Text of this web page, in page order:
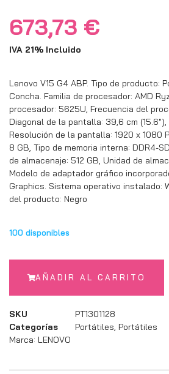
673,73 €
IVA 21% Incluido
Lenovo V15 G4 ABP. Tipo de producto:
Concha. Familia de procesador: AMD
procesador: 5625U, Frecuencia del
Diagonal de la pantalla: 39,6 cm (15.6″),
Resolución de la pantalla: 1920 x 1080
8 GB, Tipo de memoria interna: DDR4-
de almacenaje: 512 GB, Unidad de
Modelo de adaptador gráfico
Graphics. Sistema operativo instalado:
del producto: Negro
100 disponibles
AÑADIR AL CARRITO
SKU
PT1301128
Categorías
Portátiles, Portátiles
Marca: LENOVO